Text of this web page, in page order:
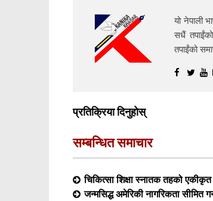
यो नेपाली
सधैं
तपाईंको
प्रतिक्रिया दिनुहोस्
सम्बन्धित समाचार
चिकित्सा शिक्षा स्नातक तहको
जन्मसिद्ध अमेरिकी नागरिकता सीमित